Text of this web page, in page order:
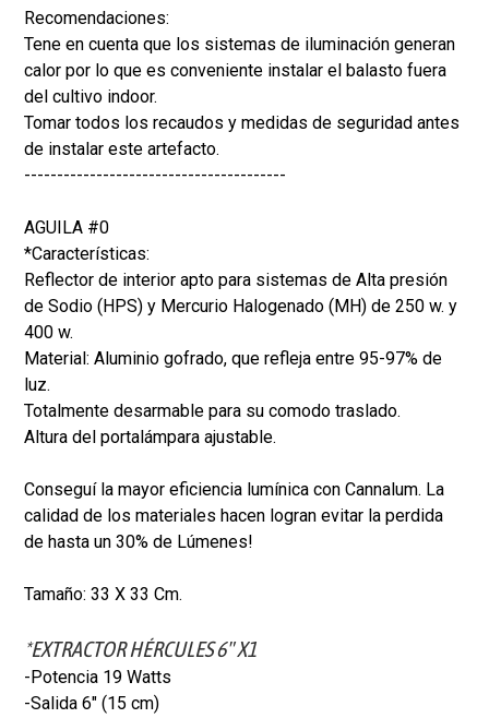
Recomendaciones:
Tene en cuenta que los sistemas de iluminación generan
calor por lo que es conveniente instalar el balasto fuera
del cultivo indoor.
Tomar todos los recaudos y medidas de seguridad antes
de instalar este artefacto.
----------------------------------------
AGUILA #0
*Características:
Reflector de interior apto para sistemas de Alta presión
de Sodio (HPS) y Mercurio Halogenado (MH) de 250 w. y
400 w.
Material: Aluminio gofrado, que refleja entre 95-97% de
luz.
Totalmente desarmable para su comodo traslado.
Altura del portalámpara ajustable.
Conseguí la mayor eficiencia lumínica con Cannalum. La
calidad de los materiales hacen logran evitar la perdida
de hasta un 30% de Lúmenes!
Tamaño: 33 X 33 Cm.
*EXTRACTOR HÉRCULES 6" X1
-Potencia 19 Watts
-Salida 6" (15 cm)